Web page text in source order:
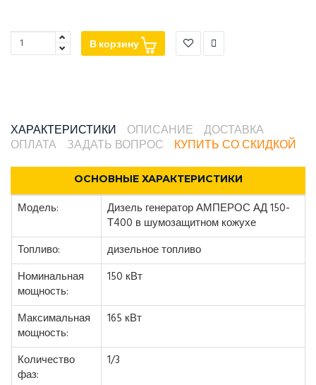
В корзину
ХАРАКТЕРИСТИКИ ОПИСАНИЕ
ДОСТАВКА
ОПЛАТА
ЗАДАТЬ ВОПРОС КУПИТЬ СО СКИДКОЙ
ОСНОВНЫЕ ХАРАКТЕРИСТИКИ
Модель:
Дизель генератор АМПЕРОС АД 150-
Т400 в шумозащитном кожухе
Топливо:
дизельное топливо
Номинальная
мощность:
150 кВт
Максимальная
мощность:
165 кВт
Количество
фаз:
1/3